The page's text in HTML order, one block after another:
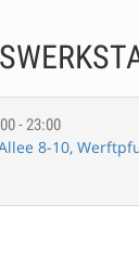
- 23:00
8-10,